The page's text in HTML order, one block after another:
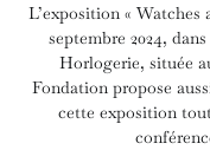
L’exposition « Watches
septembre 2024,
Horlogerie, située
Fondation propose
cette exposition